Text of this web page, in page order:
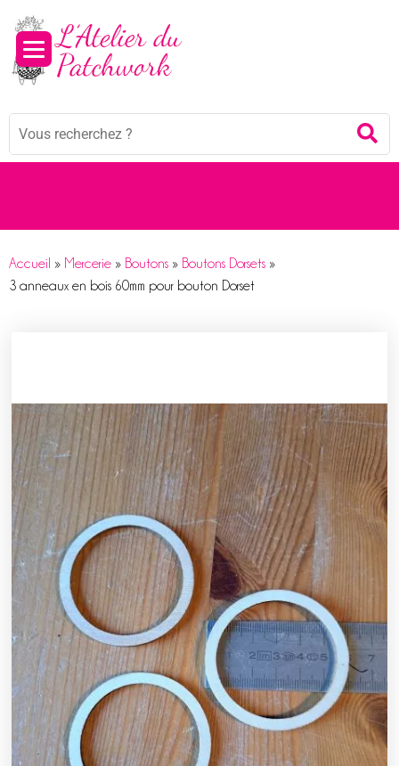
Mots
Accueil » Mercerie » Boutons » Boutons Dorsets »
3 anneaux en bois 60mm pour bouton Dorset
Panneau de gestion des cookies